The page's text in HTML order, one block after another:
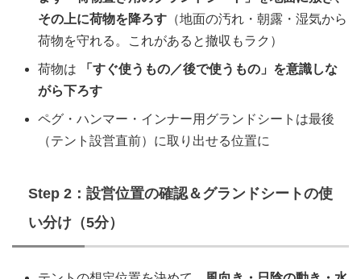
その上に荷物を降ろす （地面の汚れ・朝露・湿気から
荷物を守れる。これがあると撤収もラク）
荷物は
「すぐ使うもの／後で使うもの」を意識しな
がら下ろす
ペグ・ハンマー・インナー用グランドシートは最後
（テント設営直前）に取り出せる位置に
Step 2：設営位置の確認＆グランドシートの使
い分け（5分）